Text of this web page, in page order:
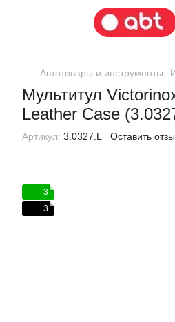
Автотовары и инструменты
Мультитул
Leather Case
Артикул: 3.0327.L Оставить
3
3